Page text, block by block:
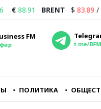
€ 88.91 BRENT $ 83.89 /
FM
t.me/
ПОЛИТИКА